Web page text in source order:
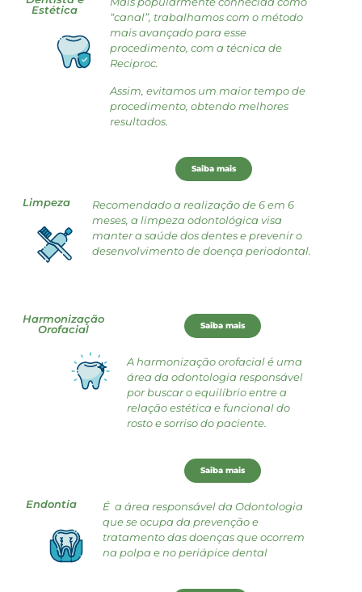
Estética
“canal”, trabalhamos com o método
mais avançado para esse
procedimento, com a técnica de
Reciproc.
Assim, evitamos um maior tempo de
procedimento, obtendo melhores
resultados.
Saiba mais
Limpeza
Recomendado a realização de 6 em 6
meses, a limpeza odontológica visa
manter a saúde dos dentes e prevenir o
desenvolvimento de doença periodontal.
Harmonização
Orofacial
Saiba mais
A harmonização orofacial é uma
área da odontologia responsável
por buscar o equilíbrio entre a
relação estética e funcional do
rosto e sorriso do paciente.
Saiba mais
Endontia
É a área responsável da Odontologia
que se ocupa da prevenção e
tratamento das doenças que ocorrem
na polpa e no periápice dental